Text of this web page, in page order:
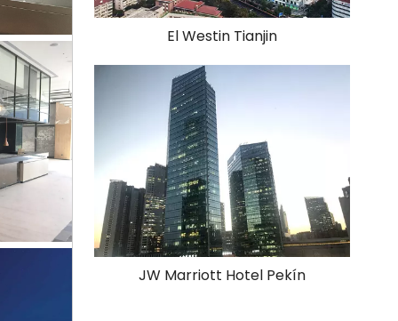
El Westin Tianjin
JW Marriott Hotel Pekín